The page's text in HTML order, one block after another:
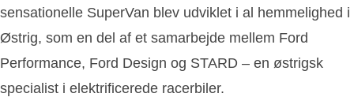
sensationelle SuperVan blev udviklet i al hemmelighed i
Østrig, som en del af et samarbejde mellem Ford
Performance, Ford Design og STARD – en østrigsk
specialist i elektrificerede racerbiler.